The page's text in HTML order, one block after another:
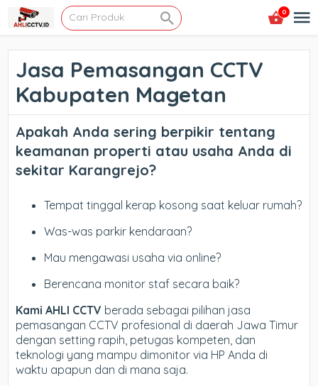
0
Jasa Pemasangan CCTV
Kabupaten Magetan
Apakah Anda sering berpikir tentang
keamanan properti atau usaha Anda di
sekitar Karangrejo?
Tempat tinggal kerap kosong saat keluar rumah?
Was-was parkir kendaraan?
Mau mengawasi usaha via online?
Berencana monitor staf secara baik?
Kami AHLI CCTV berada sebagai pilihan jasa
pemasangan CCTV profesional di daerah Jawa Timur
dengan setting rapih, petugas kompeten, dan
teknologi yang mampu dimonitor via HP Anda di
waktu apapun dan di mana saja.